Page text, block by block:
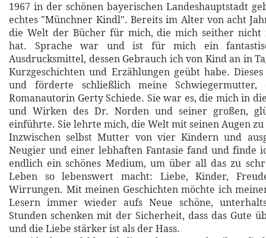
1967 in der schönen bayerischen Landeshauptstadt
echtes "Münchner Kindl". Bereits im Alter von acht
die Welt der Bücher für mich, die mich seither nicht
hat. Sprache war und ist für mich ein
Ausdrucksmittel, dessen Gebrauch ich von Kind an in
Kurzgeschichten und Erzählungen geübt habe.
und förderte schließlich meine Schwiegermutter,
Romanautorin Gerty Schiede. Sie war es, die mich in
und Wirken des Dr. Norden und seiner großen,
einführte. Sie lehrte mich, die Welt mit seinen Augen zu
Inzwischen selbst Mutter von vier Kindern und
Neugier und einer lebhaften Fantasie fand und finde
endlich ein schönes Medium, um über all das zu
Leben so lebenswert macht: Liebe, Kinder,
Wirrungen. Mit meinen Geschichten möchte ich
Lesern immer wieder aufs Neue schöne,
Stunden schenken mit der Sicherheit, dass das Gute
und die Liebe stärker ist als der Hass.